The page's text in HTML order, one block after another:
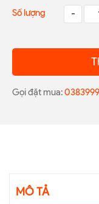
Số lượng -
Gọi đặt mua:
MÔ TẢ